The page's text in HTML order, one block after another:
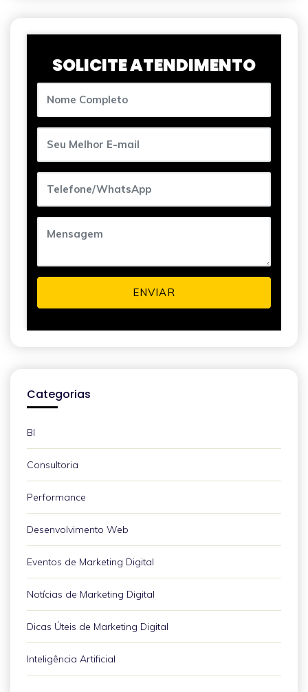
SOLICITE ATENDIMENTO
ENVIAR
Categorias
BI
Consultoria
Performance
Desenvolvimento Web
Eventos de Marketing Digital
Notícias de Marketing Digital
Dicas Úteis de Marketing Digital
Inteligência Artificial